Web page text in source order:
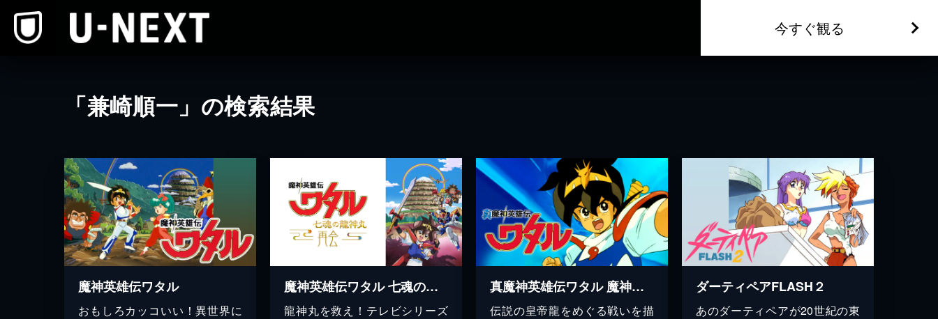
今すぐ観る
「兼崎順一」の検索結果
魔神英雄伝ワタル
おもしろカッコいい！異世界に
魔神英雄伝ワタル 七魂の龍神丸 -再会-
龍神丸を救え！テレビシリーズ
真魔神英雄伝ワタル 魔神山編
伝説の皇帝龍をめぐる戦いを描
ダーティペアFLASH２
あのダーティペアが20世紀の東